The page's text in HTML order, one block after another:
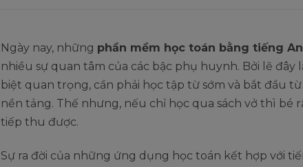
Ngày nay, những phần mềm học toán bằng tiếng
nhiều sự quan tâm của các bậc phụ huynh. Bởi lẽ đây
biệt quan trọng, cần phải học tập từ sớm và bắt đầu
nền tảng. Thế nhưng, nếu chỉ học qua sách vở thì bé
tiếp thu được.
Sự ra đời của những ứng dụng học toán kết hợp với